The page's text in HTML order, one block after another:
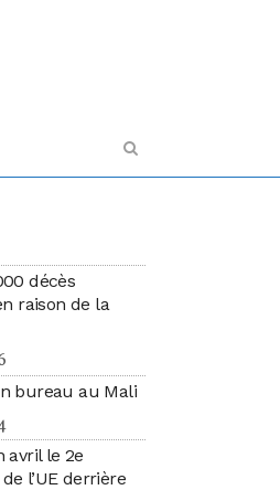
décès
raison de la
bureau au Mali
avril le 2e
l’UE derrière